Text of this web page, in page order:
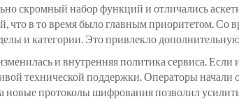
скромный набор функций и отличались
что в то время было главным приоритетом. Со
и категории. Это привлекло
и внутренняя политика сервиса. Если
технической поддержки. Операторы начали
новые протоколы шифрования позволил